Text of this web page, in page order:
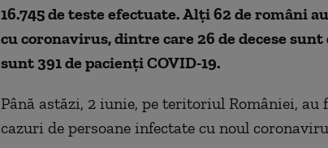
16.745 de teste efectuate. Alți 62 de români
cu coronavirus, dintre care 26 de decese
sunt 391 de pacienți COVID-19.
Până astăzi, 2 iunie, pe teritoriul României, au
cazuri de persoane infectate cu noul